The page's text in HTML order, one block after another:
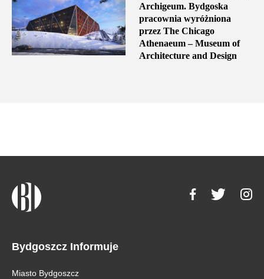
Archigeum. Bydgoska
pracownia wyróżniona
przez The Chicago
Athenaeum – Museum of
Architecture and Design
Bydgoszcz Informuje
Miasto Bydgoszcz